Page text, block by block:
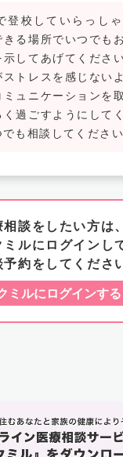
登校していらっし
る場所でいつでも
してあげてくださ
トレスを感じない
ュニケーションを
く過ごすようにして
も相談してください
談をしたい方は、
ミルにログインし
予約をしてくださ
ミルにログインする